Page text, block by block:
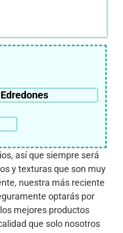
Edredones
así que siempre será
y texturas que son muy
nuestra más reciente
optarás por
mejores productos
que solo nosotros